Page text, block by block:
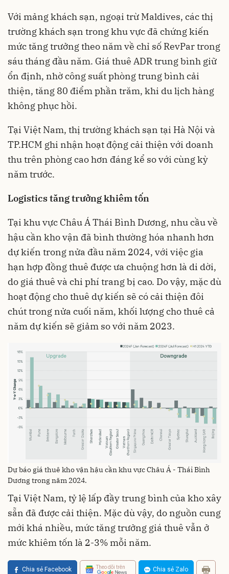
Với mảng khách sạn, ngoại trừ Maldives, các thị
trường khách sạn trong khu vực đã chứng kiến ​​
mức tăng trưởng theo năm về chỉ số RevPar trong
sáu tháng đầu năm. Giá thuê ADR trung bình giữ
ổn định, nhờ công suất phòng trung bình cải
thiện, tăng 80 điểm phần trăm, khi du lịch hàng
không phục hồi.
Tại Việt Nam, thị trường khách sạn tại Hà Nội và
TP.HCM ghi nhận hoạt động cải thiện với doanh
thu trên phòng cao hơn đáng kể so với cùng kỳ
năm trước.
Logistics tăng trưởng khiêm tốn
Tại khu vực Châu Á Thái Bình Dương, nhu cầu về
hậu cần kho vận đã bình thường hóa nhanh hơn
dự kiến ​​trong nửa đầu năm 2024, với việc gia
hạn hợp đồng thuê được ưa chuộng hơn là di dời,
do giá thuê và chi phí trang bị cao. Do vậy, mặc dù
hoạt động cho thuê dự kiến sẽ có cải thiện đôi
chút trong nửa cuối năm, khối lượng cho thuê cả
năm dự kiến ​​sẽ giảm so với năm 2023.
Dự báo giá thuê kho vận hậu cần khu vực Châu Á - Thái Bình
Dương trong năm 2024.
Tại Việt Nam, tỷ lệ lấp đầy trung bình của kho xây
sẵn đã được cải thiện. Mặc dù vậy, do nguồn cung
mới khá nhiều, mức tăng trưởng giá thuê vẫn ở
mức khiêm tốn là 2-3% mỗi năm.
Chia sẻ Facebook Theo dõi trên Chia sẻ Zalo